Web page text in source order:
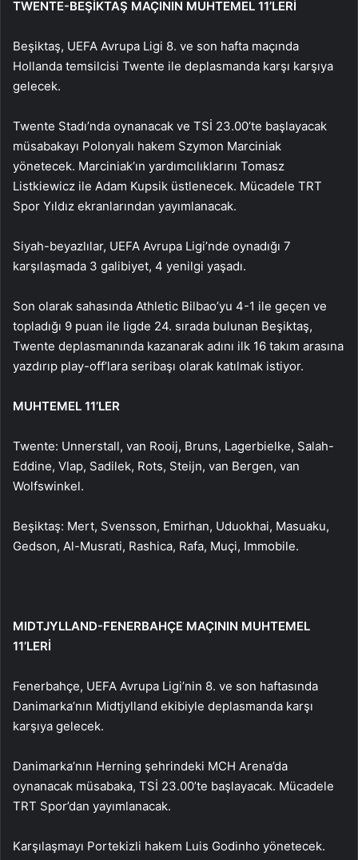
TWENTE-BEŞİKTAŞ MAÇININ MUHTEMEL 11’LERİ
Beşiktaş, UEFA Avrupa Ligi 8. ve son hafta maçında
Hollanda temsilcisi Twente ile deplasmanda karşı karşıya
gelecek.
Twente Stadı’nda oynanacak ve TSİ 23.00’te başlayacak
müsabakayı Polonyalı hakem Szymon Marciniak
yönetecek. Marciniak’ın yardımcılıklarını Tomasz
Listkiewicz ile Adam Kupsik üstlenecek. Mücadele TRT
Spor Yıldız ekranlarından yayımlanacak.
Siyah-beyazlılar, UEFA Avrupa Ligi’nde oynadığı 7
karşılaşmada 3 galibiyet, 4 yenilgi yaşadı.
Son olarak sahasında Athletic Bilbao’yu 4-1 ile geçen ve
topladığı 9 puan ile ligde 24. sırada bulunan Beşiktaş,
Twente deplasmanında kazanarak adını ilk 16 takım arasına
yazdırıp play-off’lara seribaşı olarak katılmak istiyor.
MUHTEMEL 11’LER
Twente: Unnerstall, van Rooij, Bruns, Lagerbielke, Salah-
Eddine, Vlap, Sadilek, Rots, Steijn, van Bergen, van
Wolfswinkel.
Beşiktaş: Mert, Svensson, Emirhan, Uduokhai, Masuaku,
Gedson, Al-Musrati, Rashica, Rafa, Muçi, Immobile.
MIDTJYLLAND-FENERBAHÇE MAÇININ MUHTEMEL
11’LERİ
Fenerbahçe, UEFA Avrupa Ligi’nin 8. ve son haftasında
Danimarka’nın Midtjylland ekibiyle deplasmanda karşı
karşıya gelecek.
Danimarka’nın Herning şehrindeki MCH Arena’da
oynanacak müsabaka, TSİ 23.00’te başlayacak. Mücadele
TRT Spor’dan yayımlanacak.
Karşılaşmayı Portekizli hakem Luis Godinho yönetecek.